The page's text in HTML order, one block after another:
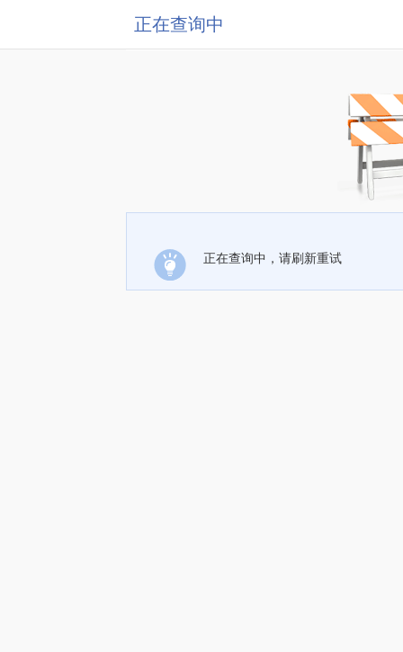
正在查询中
正在查询中，请刷新重试